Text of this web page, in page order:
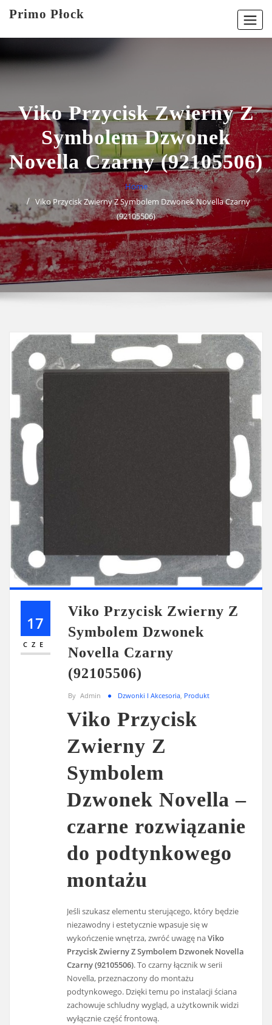
Primo Płock
Viko Przycisk Zwierny Z
Symbolem Dzwonek
Novella Czarny (92105506)
Home
Viko Przycisk Zwierny Z Symbolem Dzwonek Novella Czarny
(92105506)
17
CZE
Viko Przycisk Zwierny Z
Symbolem Dzwonek
Novella Czarny
(92105506)
By Admin Dzwonki I Akcesoria, Produkt
Viko Przycisk
Zwierny Z
Symbolem
Dzwonek Novella –
czarne rozwiązanie
do podtynkowego
montażu
Jeśli szukasz elementu sterującego, który będzie
niezawodny i estetycznie wpasuje się w
wykończenie wnętrza, zwróć uwagę naViko
Przycisk Zwierny Z Symbolem Dzwonek Novella
Czarny (92105506). To czarny łącznik w serii
Novella, przeznaczony do montażu
podtynkowego. Dzięki temu po instalacji ściana
zachowuje schludny wygląd, a użytkownik widzi
wyłącznie część frontową.